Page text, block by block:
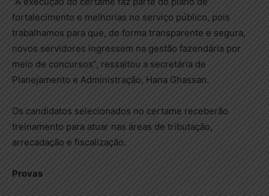
fortalecimento e melhorias no serviço público, pois
trabalhamos para que, de forma transparente e segura,
novos servidores ingressem na gestão fazendária por
meio de concursos”, ressaltou a secretária de
Planejamento e Administração, Hana Ghassan.
Os candidatos selecionados no certame receberão
treinamento para atuar nas áreas de tributação,
arrecadação e fiscalização.
Provas